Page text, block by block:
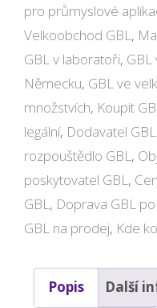
pro průmyslové
Velkoobchod GBL,
GBL v laboratoři, GBL
Německu, GBL ve
množstvích, Koupit
legální, Dodavatel GBL
rozpouštědlo GBL,
poskytovatel GBL,
GBL, Doprava GBL
GBL na prodej, Kde
Popis Další